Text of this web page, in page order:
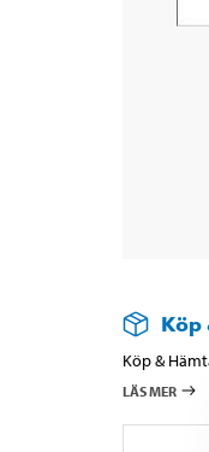
Köp
Köp &
LÄS MER